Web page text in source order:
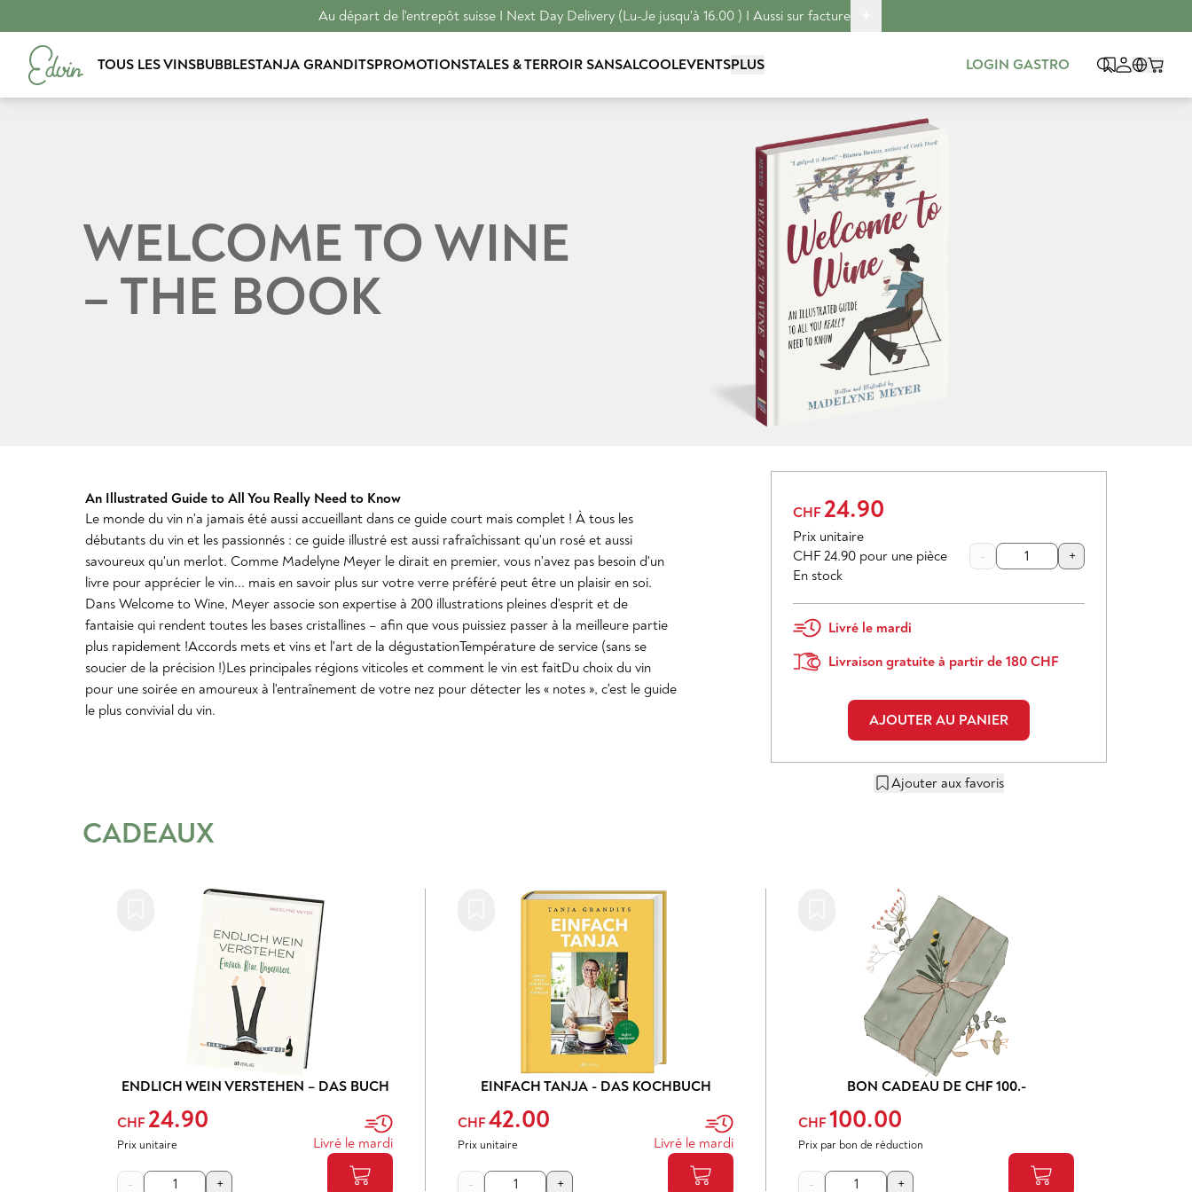
Au départ de l'entrepôt suisse I Next Day Delivery (Lu-Je jusqu'à 16.00 ) I Aussi sur facture
TOUS LES VINSBUBBLESTANJA GRANDITSPROMOTIONSTALES & TERROIR SANSALCOOLEVENTSPLUS LOGIN GASTRO
WELCOME TO WINE
– THE BOOK
CHF 24.90
Prix unitaire
CHF 24.90 pour une pièce
En stock
- +
Livré le mardi
Livraison gratuite à partir de 180 CHF
AJOUTER AU PANIER
Ajouter aux favoris
An Illustrated Guide to All You Really Need to Know
Le monde du vin n'a jamais été aussi accueillant dans ce guide court mais complet ! À tous les
débutants du vin et les passionnés : ce guide illustré est aussi rafraîchissant qu'un rosé et aussi
savoureux qu'un merlot. Comme Madelyne Meyer le dirait en premier, vous n'avez pas besoin d'un
livre pour apprécier le vin... mais en savoir plus sur votre verre préféré peut être un plaisir en soi.
Dans Welcome to Wine, Meyer associe son expertise à 200 illustrations pleines d'esprit et de
fantaisie qui rendent toutes les bases cristallines – afin que vous puissiez passer à la meilleure partie
plus rapidement !Accords mets et vins et l'art de la dégustationTempérature de service (sans se
soucier de la précision !)Les principales régions viticoles et comment le vin est faitDu choix du vin
pour une soirée en amoureux à l'entraînement de votre nez pour détecter les « notes », c'est le guide
le plus convivial du vin.
CADEAUX
ENDLICH WEIN VERSTEHEN – DAS BUCH
CHF 24.90
Prix unitaire Livré le mardi
- +
EINFACH TANJA - DAS KOCHBUCH
CHF 42.00
Prix unitaire Livré le mardi
- +
BON CADEAU DE CHF 100.-
CHF 100.00
Prix par bon de réduction
- +